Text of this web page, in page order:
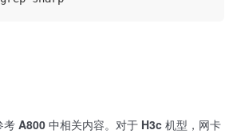
考 A800 中相关内容。对于 H3c 机型，网卡